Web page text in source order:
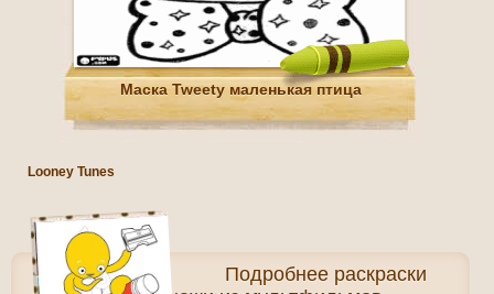
Маска Tweety маленькая птица
Looney Tunes
Подробнее раскраски